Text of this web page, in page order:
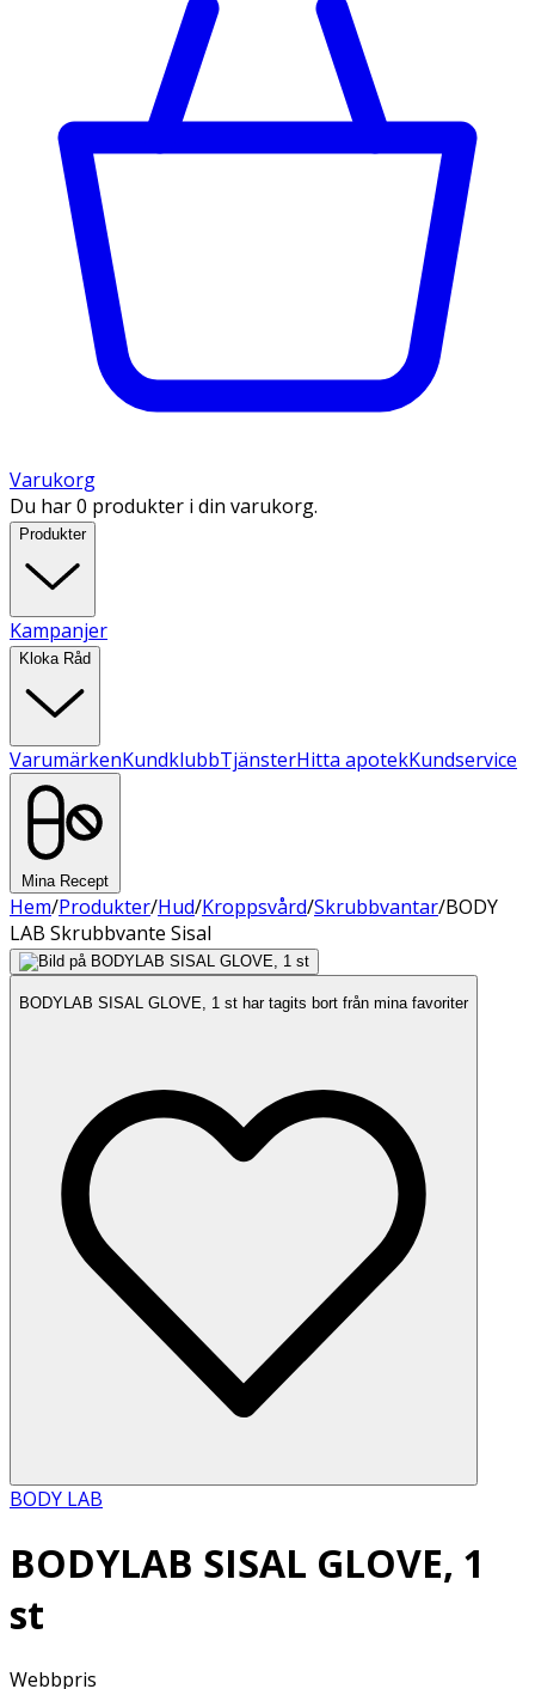
Varukorg
Du har 0 produkter i din varukorg.
Produkter
Kampanjer
Kloka Råd
VarumärkenKundklubbTjänsterHitta apotekKundservice
Mina Recept
Hem/Produkter/Hud/Kroppsvård/Skrubbvantar/BODY
LAB Skrubbvante Sisal
BODYLAB SISAL GLOVE, 1 st har tagits bort från mina favoriter
BODY LAB
BODYLAB SISAL GLOVE, 1
st
Webbpris